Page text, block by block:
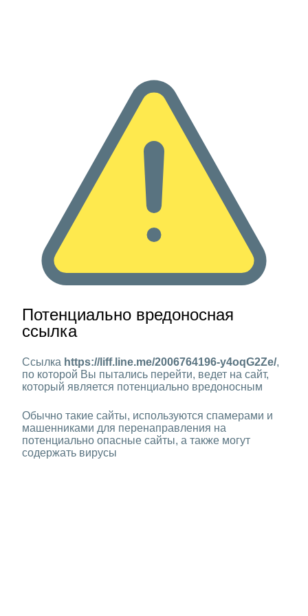
Потенциально вредоносная
ссылка
Ссылка https://liff.line.me/2006764196-y4oqG2Ze/,
по которой Вы пытались перейти, ведет на сайт,
который является потенциально вредоносным
Обычно такие сайты, используются спамерами и
машенниками для перенаправления на
потенциально опасные сайты, а также могут
содержать вирусы